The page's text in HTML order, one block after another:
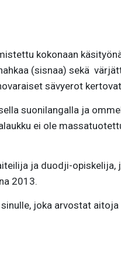
kokonaan
(sisnaa) sekä
sävyerot
suonilangalla ja
ei ole
ja duodji-
2013.
joka arvostat